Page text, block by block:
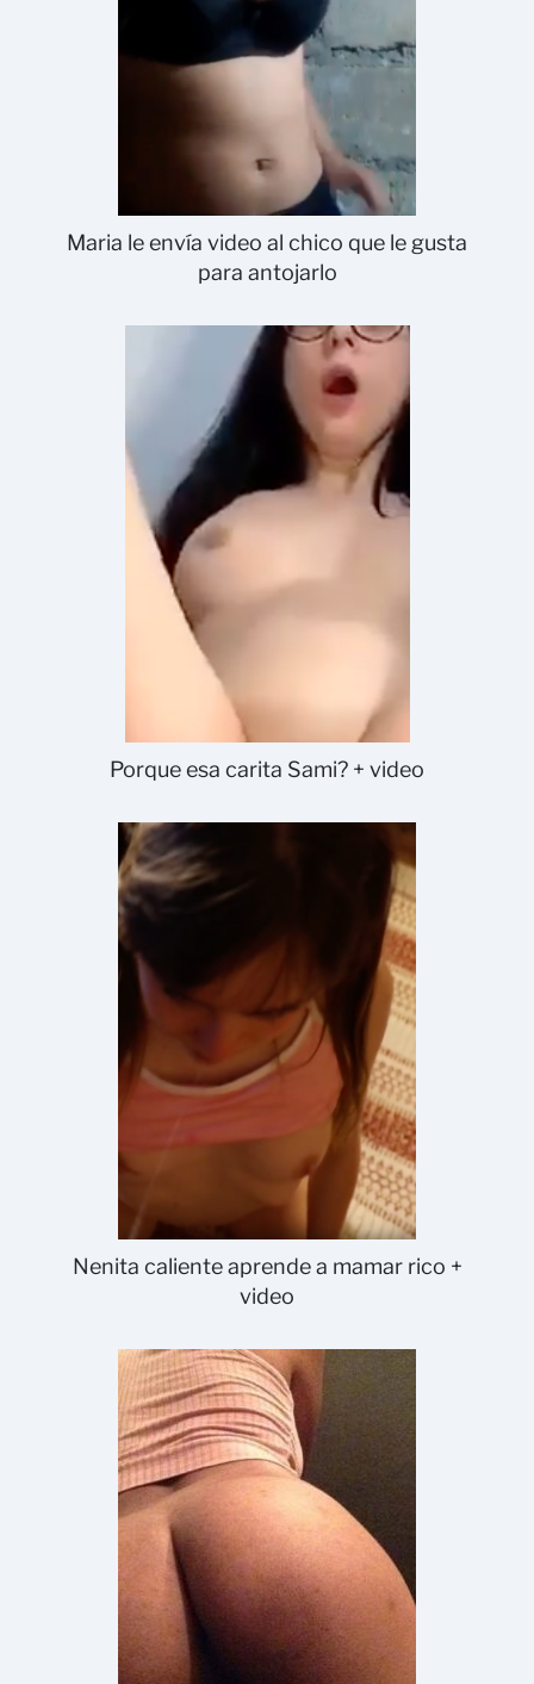
Maria le envía video al chico que le gusta
para antojarlo
Porque esa carita Sami? + video
Nenita caliente aprende a mamar rico +
video